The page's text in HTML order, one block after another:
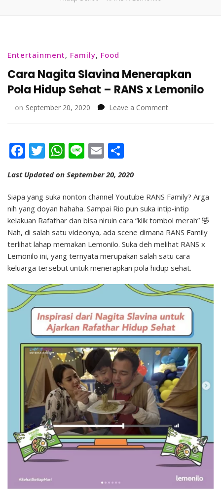
Entertainment, Family, Food
Cara Nagita Slavina Menerapkan
Pola Hidup Sehat – RANS x Lemonilo
on September 20, 2020 Leave a Commenton
RANS
x
Lemonilo
Facebook
Twitter
WhatsApp
LineEmail
Last Updated on September 20, 2020
Siapa yang suka nonton channel Youtube RANS Family? Arga
nih yang doyan hahaha. Sampai Rio pun suka intip-intip
kelakuan Rafathar dan bisa niruin cara “klik tombol merah” 🤣
Nah, di salah satu videonya, ada scene dimana RANS Family
terlihat lahap memakan Lemonilo. Suka deh melihat RANS x
Lemonilo ini, yang ternyata merupakan salah satu cara
keluarga tersebut untuk menerapkan pola hidup sehat.